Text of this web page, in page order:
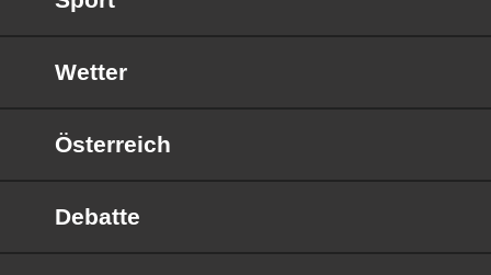
Wetter
Österreich
Debatte